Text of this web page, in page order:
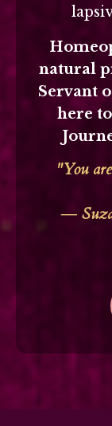
natural
Servant
here
"You
―